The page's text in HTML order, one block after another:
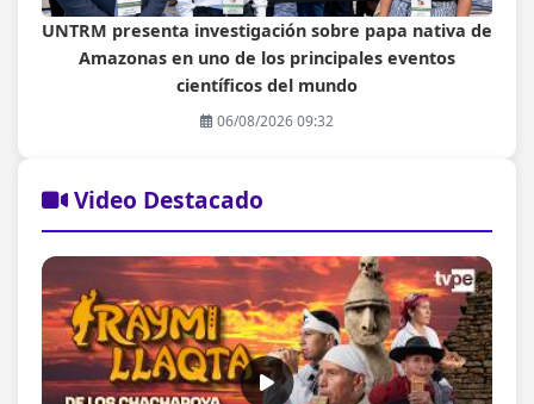
UNTRM presenta investigación sobre papa nativa de
Amazonas en uno de los principales eventos
científicos del mundo
06/08/2026 09:32
Video Destacado